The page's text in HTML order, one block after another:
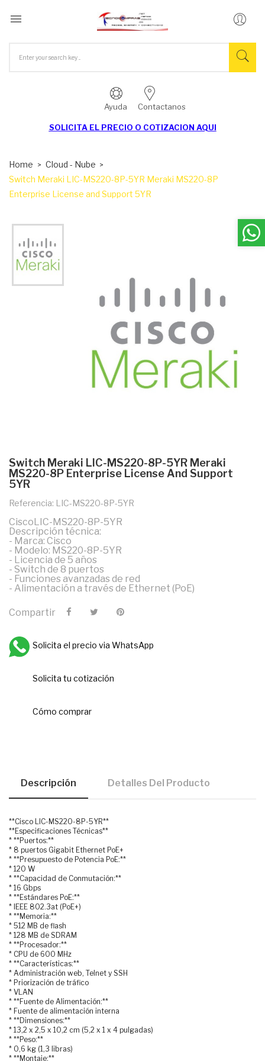

Ayuda Contactanos
SOLICITA EL PRECIO O COTIZACION AQUI
Home
Cloud - Nube
Switch Meraki LIC-MS220-8P-5YR Meraki MS220-8P
Enterprise License and Support 5YR
Switch Meraki LIC-MS220-8P-5YR Meraki
MS220-8P Enterprise License And Support
5YR
Referencia: LIC-MS220-8P-5YR
CiscoLIC-MS220-8P-5YR
Descripción técnica:
- Marca: Cisco
- Modelo: MS220-8P-5YR
- Licencia de 5 años
- Switch de 8 puertos
- Funciones avanzadas de red
- Alimentación a través de Ethernet (PoE)
Compartir
Solicita el precio via WhatsApp
Solicita tu cotización
Cómo comprar
Descripción Detalles Del Producto
**Cisco LIC-MS220-8P-5YR**
**Especificaciones Técnicas**
* **Puertos:**
* 8 puertos Gigabit Ethernet PoE+
* **Presupuesto de Potencia PoE:**
* 120 W
* **Capacidad de Conmutación:**
* 16 Gbps
* **Estándares PoE:**
* IEEE 802.3at (PoE+)
* **Memoria:**
* 512 MB de flash
* 128 MB de SDRAM
* **Procesador:**
* CPU de 600 MHz
* **Características:**
* Administración web, Telnet y SSH
* Priorización de tráfico
* VLAN
* **Fuente de Alimentación:**
* Fuente de alimentación interna
* **Dimensiones:**
* 13,2 x 2,5 x 10,2 cm (5,2 x 1 x 4 pulgadas)
* **Peso:**
* 0,6 kg (1,3 libras)
* **Montaje:**